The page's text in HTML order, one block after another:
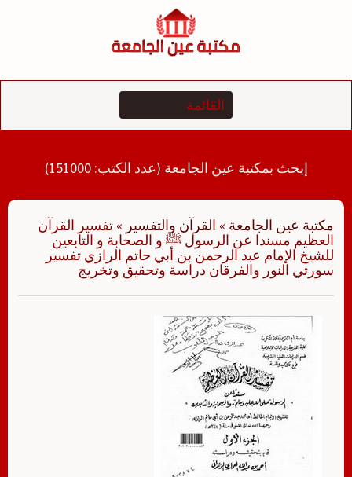
إبحث بمكتبة عين الجامعة (عدد الكتب: 151000)
مكتبة عين الجامعة » القرآن والتفسير » تفسير القرآن
العظيم مسندا عن الرسول ﷺ و الصحابة و التابعين
للشيخ الإمام عبد الرحمن بن أبي حاتم الرازي تفسير
سورتي النور والفرقان دراسة وتحقيق وتخريج